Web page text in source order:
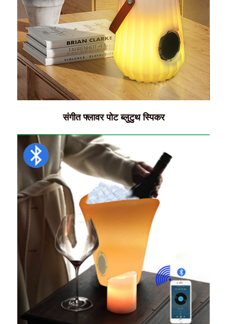
संगीत फ्लावर पोट ब्लुटुथ स्पिकर